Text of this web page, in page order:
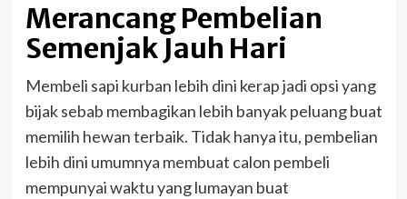
Merancang Pembelian
Semenjak Jauh Hari
Membeli sapi kurban lebih dini kerap jadi opsi yang
bijak sebab membagikan lebih banyak peluang buat
memilih hewan terbaik. Tidak hanya itu, pembelian
lebih dini umumnya membuat calon pembeli
mempunyai waktu yang lumayan buat